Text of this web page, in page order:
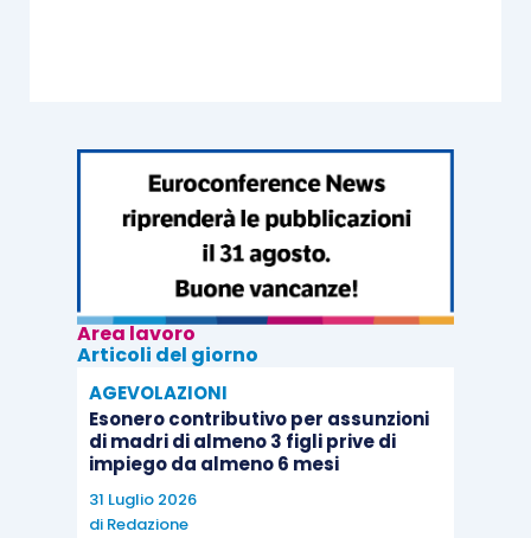
Area lavoro
Articoli del giorno
AGEVOLAZIONI
Esonero contributivo per assunzioni
di madri di almeno 3 figli prive di
impiego da almeno 6 mesi
31 Luglio 2026
di Redazione